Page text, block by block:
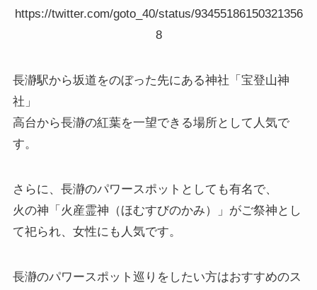
https://twitter.com/goto_40/status/93455186150321356
8
長瀞駅から坂道をのぼった先にある神社「宝登山神
社」
高台から長瀞の紅葉を一望できる場所として人気で
す。
さらに、長瀞のパワースポットとしても有名で、
火の神「火産霊神（ほむすびのかみ）」がご祭神とし
て祀られ、女性にも人気です。
長瀞のパワースポット巡りをしたい方はおすすめのス